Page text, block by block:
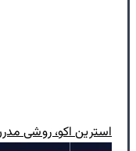
استرین اکو، روشی